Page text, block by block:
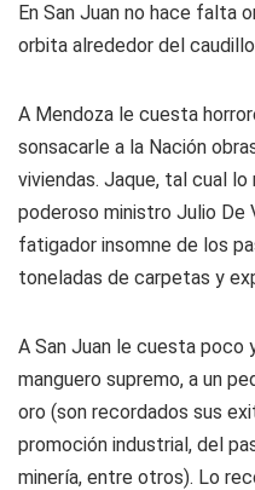
En San Juan no hace falta
orbita alrededor del
A Mendoza le cuesta
sonsacarle a la Nación
viviendas. Jaque, tal cual
poderoso ministro Julio De
fatigador insomne de los
toneladas de carpetas y
A San Juan le cuesta poco
manguero supremo, a un
oro (son recordados sus
promoción industrial, del
minería, entre otros). Lo